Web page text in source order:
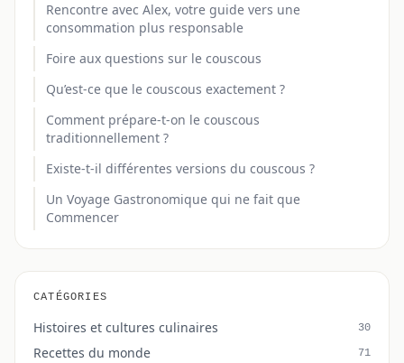
Rencontre avec Alex, votre guide vers une
consommation plus responsable
Foire aux questions sur le couscous
Qu’est-ce que le couscous exactement ?
Comment prépare-t-on le couscous
traditionnellement ?
Existe-t-il différentes versions du couscous ?
Un Voyage Gastronomique qui ne fait que
Commencer
CATÉGORIES
Histoires et cultures culinaires 30
Recettes du monde 71